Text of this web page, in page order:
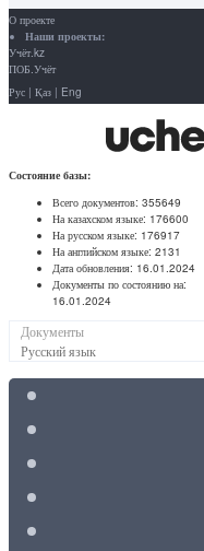
О проекте
Наши проекты:
Учёт.kz
ПОБ.Учёт
Рус | Қаз | Eng
Состояние базы:
Всего документов: 355649
На казахском языке: 176600
На русском языке: 176917
На английском языке: 2131
Дата обновления: 16.01.2024
Документы по состоянию на:
16.01.2024
Документы
Русский язык